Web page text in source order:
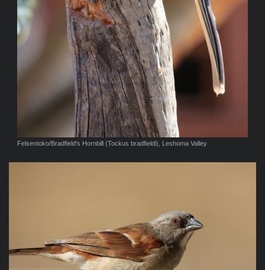
Felsentoko/Bradfield's Hornbill (Tockus bradfieldi), Leshoma Valley